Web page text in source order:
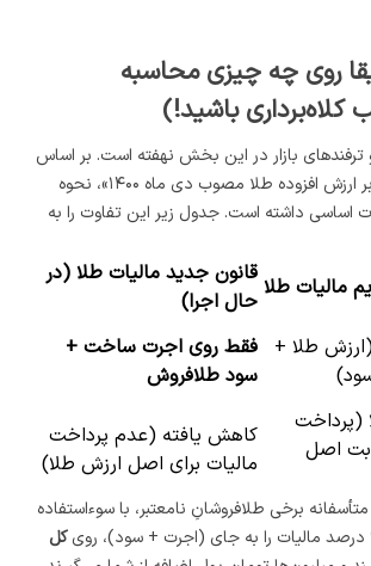
روی چه چیزی محاسبه
باشید!)
ترفندهای بازار در این بخش نهفته است. بر اساس
«قانون جدید مالیات بر ارزش افزوده طلا مصوب دی ماه ۱۴۰۰»، نحوه
اساسی داشته است. جدول زیر این تفاوت را به
مالیات طلا قانون جدید مالیات طلا (در
حال اجرا)
طلا +
فقط روی اجرت ساخت +
سود طلافروش
(پرداخت
اصل
کاهش یافته (عدم پرداخت
مالیات برای اصل ارزش طلا)
برخی طلافروشانِ نامعتبر، با سوءاستفاده
کل